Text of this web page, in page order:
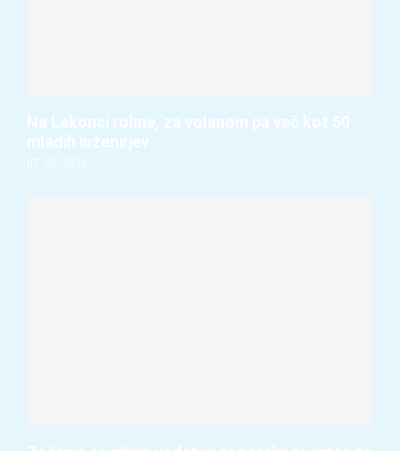
Na Lakonci rohne, za volanom pa več kot 50
mladih inženirjev
07. 08. 2026